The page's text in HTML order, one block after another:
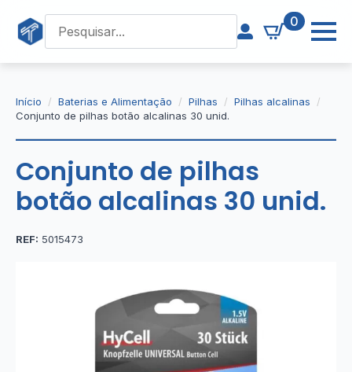
0
Início Baterias e Alimentação Pilhas
Pilhas alcalinas
Conjunto de pilhas botão alcalinas 30 unid.
Conjunto de pilhas
botão alcalinas 30 unid.
REF: 5015473